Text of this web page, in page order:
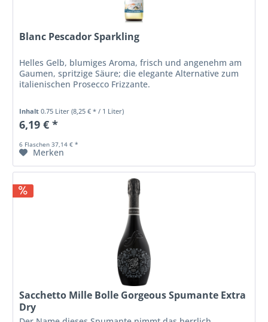
Blanc Pescador Sparkling
Helles Gelb, blumiges Aroma, frisch und angenehm am
Gaumen, spritzige Säure; die elegante Alternative zum
italienischen Prosecco Frizzante.
Inhalt0.75 Liter(8,25 € * / 1 Liter)
6,19 € *
6 Flaschen 37,14 € *
Merken
Sacchetto Mille Bolle Gorgeous Spumante Extra
Dry